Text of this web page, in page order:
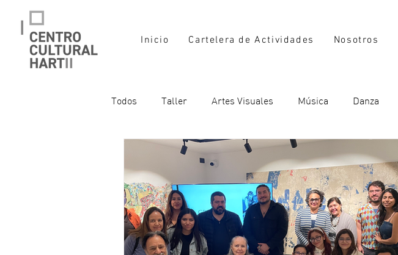
Inicio Cartelera de Actividades Nosotros
Todos Taller Artes Visuales Música Danza